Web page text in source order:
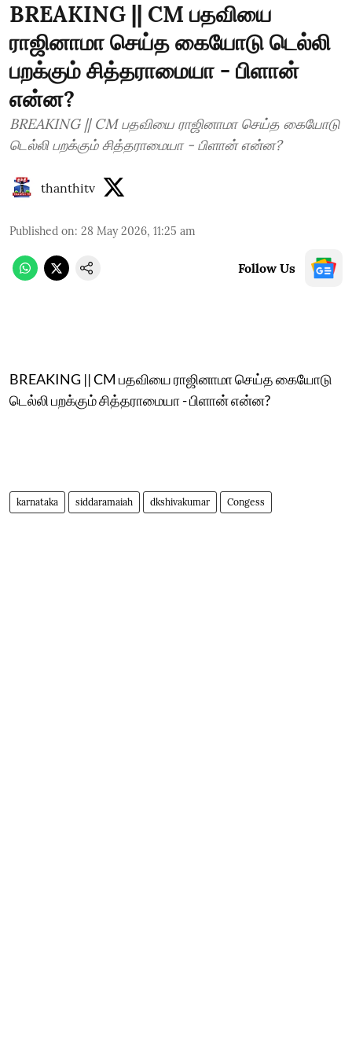
BREAKING || CM பதவியை
ராஜினாமா செய்த கையோடு டெல்லி
பறக்கும் சித்தராமையா - பிளான்
என்ன?
BREAKING || CM பதவியை ராஜினாமா செய்த கையோடு
டெல்லி பறக்கும் சித்தராமையா - பிளான் என்ன?
thanthitv
Published on: 28 May 2026, 11:25 am
Follow Us
BREAKING || CM பதவியை ராஜினாமா செய்த கையோடு
டெல்லி பறக்கும் சித்தராமையா - பிளான் என்ன?
karnataka siddaramaiah dkshivakumar Congess